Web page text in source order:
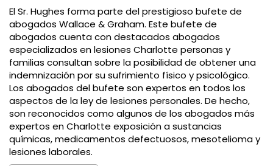
El Sr. Hughes forma parte del prestigioso bufete de
abogados Wallace & Graham. Este bufete de
abogados cuenta con destacados abogados
especializados en lesiones Charlotte personas y
familias consultan sobre la posibilidad de obtener una
indemnización por su sufrimiento físico y psicológico.
Los abogados del bufete son expertos en todos los
aspectos de la ley de lesiones personales. De hecho,
son reconocidos como algunos de los abogados más
expertos en Charlotte exposición a sustancias
químicas, medicamentos defectuosos, mesotelioma y
lesiones laborales.